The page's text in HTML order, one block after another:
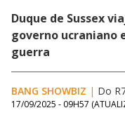
Duque de Sussex
governo ucraniano
guerra
BANG SHOWBIZ | Do
17/09/2025 - 09H57